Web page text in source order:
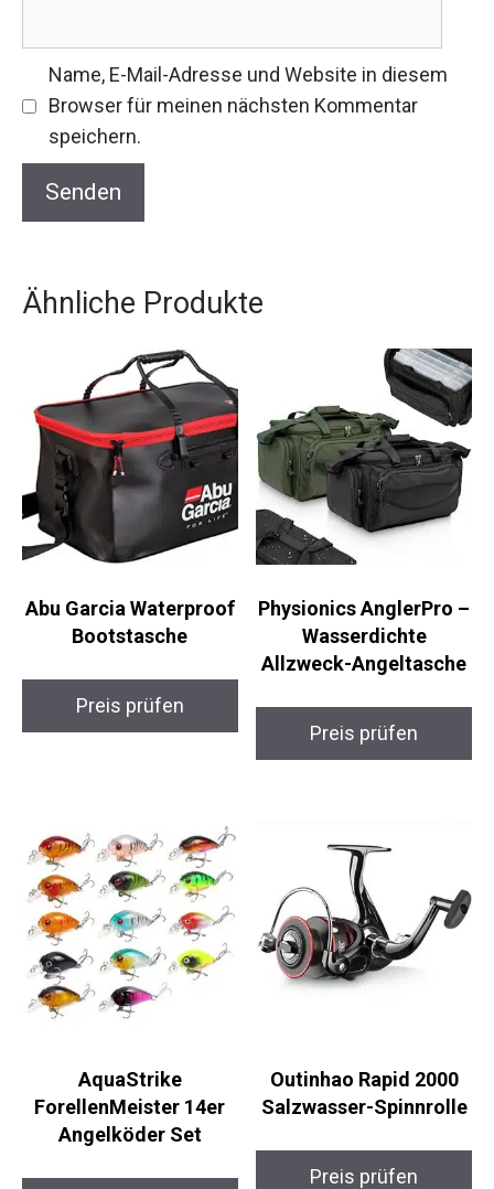
Name, E-Mail-Adresse und Website in diesem
Browser für meinen nächsten Kommentar
speichern.
Ähnliche Produkte
Abu Garcia Waterproof
Bootstasche
Preis prüfen
Physionics AnglerPro –
Wasserdichte
Allzweck-Angeltasche
Preis prüfen
AquaStrike
ForellenMeister 14er
Angelköder Set
Outinhao Rapid 2000
Salzwasser-Spinnrolle
Preis prüfen